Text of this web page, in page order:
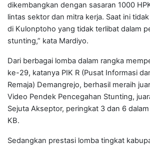
dikembangkan dengan sasaran 1000
lintas sektor dan mitra kerja. Saat ini
di Kulonptoho yang tidak terlibat dalam
stunting,” kata Mardiyo.
Dari berbagai lomba dalam rangka
ke-29, katanya PIK R (Pusat Informasi
Remaja) Demangrejo, berhasil meraih
Video Pendek Pencegahan Stunting,
Sejuta Akseptor, peringkat 3 dan 6
KB.
Sedangkan prestasi lomba tingkat